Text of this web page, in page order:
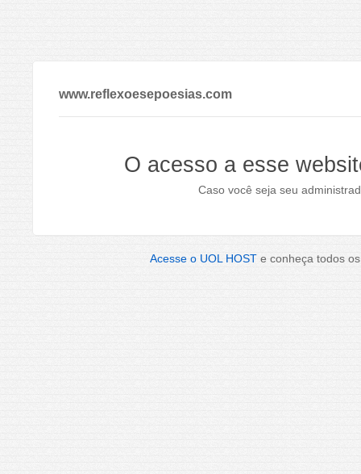
www.reflexoesepoesias.com
O acesso a esse
Caso você seja seu
Acesse o UOL HOST e conheça todos